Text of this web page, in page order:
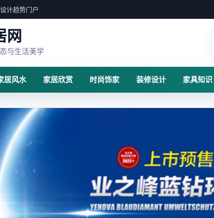
计趋势门户
网
与生活美学
居风水 家居欣赏 时尚饰家 装修设计 家具知识